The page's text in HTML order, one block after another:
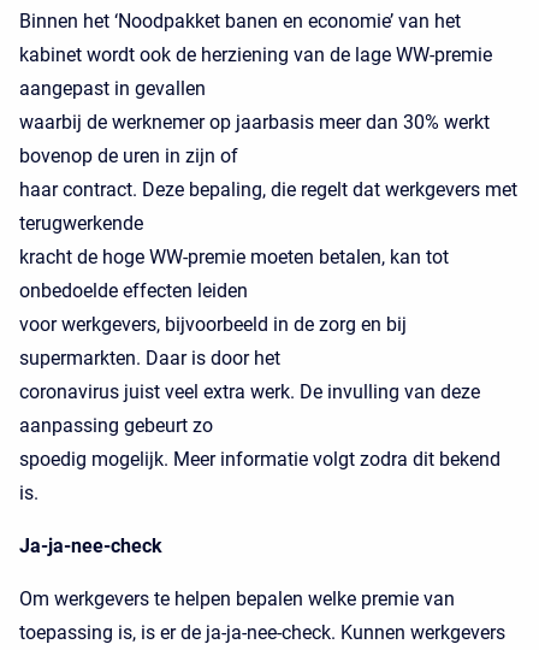
Binnen het ‘Noodpakket banen en economie’ van het
kabinet wordt ook de herziening van de lage WW-premie
aangepast in gevallen
waarbij de werknemer op jaarbasis meer dan 30% werkt
bovenop de uren in zijn of
haar contract. Deze bepaling, die regelt dat werkgevers met
terugwerkende
kracht de hoge WW-premie moeten betalen, kan tot
onbedoelde effecten leiden
voor werkgevers, bijvoorbeeld in de zorg en bij
supermarkten. Daar is door het
coronavirus juist veel extra werk. De invulling van deze
aanpassing gebeurt zo
spoedig mogelijk. Meer informatie volgt zodra dit bekend
is.
Ja-ja-nee-check
Om werkgevers te helpen bepalen welke premie van
toepassing is, is er de ja-ja-nee-check. Kunnen werkgevers